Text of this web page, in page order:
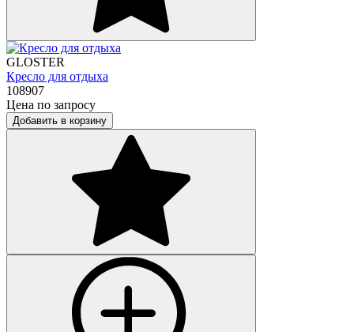
GLOSTER
Кресло для отдыха
108907
Цена по запросу
Добавить в корзину